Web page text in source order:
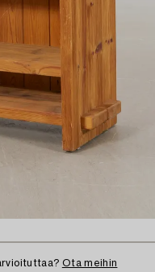
Ota meihin